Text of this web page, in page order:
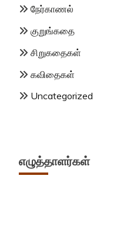
நேர்காணல்
குறுங்கதை
சிறுகதைகள்
கவிதைகள்
Uncategorized
எழுத்தாளர்கள்